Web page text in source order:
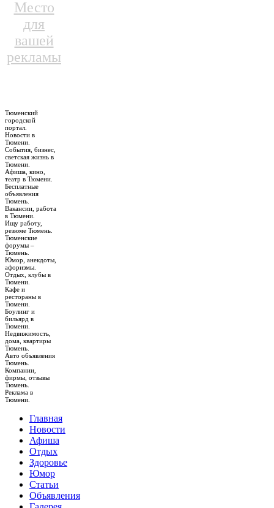
Место
для
вашей
рекламы
Тюменский
городской
портал.
Новости в
Тюмени.
События, бизнес,
светская жизнь в
Тюмени.
Афиша, кино,
театр в Тюмени.
Бесплатные
объявления
Тюмень.
Вакансии, работа
в Тюмени.
Ищу работу,
резюме Тюмень.
Тюменские
форумы –
Тюмень.
Юмор, анекдоты,
афоризмы.
Отдых, клубы в
Тюмени.
Кафе и
рестораны в
Тюмени.
Боулинг и
бильярд в
Тюмени.
Недвижимость,
дома, квартиры
Тюмень.
Авто объявления
Тюмень.
Компании,
фирмы, отзывы
Тюмень.
Реклама в
Тюмени.
Главная
Новости
Афиша
Отдых
Здоровье
Юмор
Статьи
Объявления